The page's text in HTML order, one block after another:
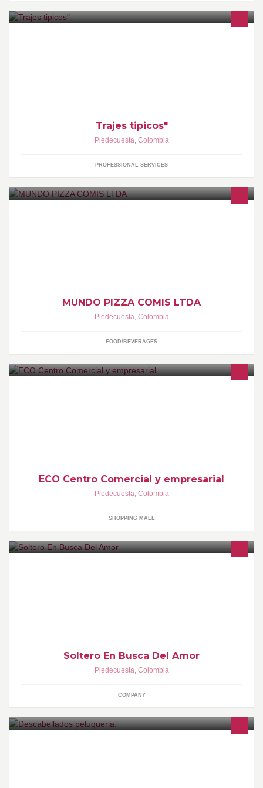
Trajes tipicos"
Piedecuesta Colombia
PROFESSIONAL SERVICES
MUNDO PIZZA COMIS LTDA
Piedecuesta Colombia
FOOD/BEVERAGES
ECO Centro Comercial y empresarial
Piedecuesta Colombia
SHOPPING MALL
Soltero En Busca Del Amor
Piedecuesta Colombia
COMPANY